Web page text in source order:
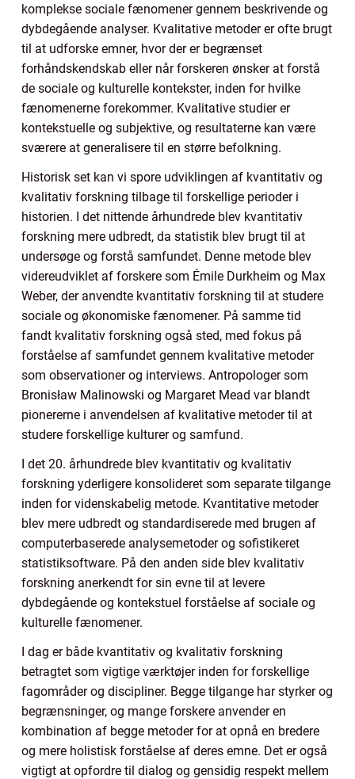
komplekse sociale fænomener gennem beskrivende og
dybdegående analyser. Kvalitative metoder er ofte brugt
til at udforske emner, hvor der er begrænset
forhåndskendskab eller når forskeren ønsker at forstå
de sociale og kulturelle kontekster, inden for hvilke
fænomenerne forekommer. Kvalitative studier er
kontekstuelle og subjektive, og resultaterne kan være
sværere at generalisere til en større befolkning.
Historisk set kan vi spore udviklingen af kvantitativ og
kvalitativ forskning tilbage til forskellige perioder i
historien. I det nittende århundrede blev kvantitativ
forskning mere udbredt, da statistik blev brugt til at
undersøge og forstå samfundet. Denne metode blev
videreudviklet af forskere som Émile Durkheim og Max
Weber, der anvendte kvantitativ forskning til at studere
sociale og økonomiske fænomener. På samme tid
fandt kvalitativ forskning også sted, med fokus på
forståelse af samfundet gennem kvalitative metoder
som observationer og interviews. Antropologer som
Bronisław Malinowski og Margaret Mead var blandt
pionererne i anvendelsen af kvalitative metoder til at
studere forskellige kulturer og samfund.
I det 20. århundrede blev kvantitativ og kvalitativ
forskning yderligere konsolideret som separate tilgange
inden for videnskabelig metode. Kvantitative metoder
blev mere udbredt og standardiserede med brugen af
computerbaserede analysemetoder og sofistikeret
statistiksoftware. På den anden side blev kvalitativ
forskning anerkendt for sin evne til at levere
dybdegående og kontekstuel forståelse af sociale og
kulturelle fænomener.
I dag er både kvantitativ og kvalitativ forskning
betragtet som vigtige værktøjer inden for forskellige
fagområder og discipliner. Begge tilgange har styrker og
begrænsninger, og mange forskere anvender en
kombination af begge metoder for at opnå en bredere
og mere holistisk forståelse af deres emne. Det er også
vigtigt at opfordre til dialog og gensidig respekt mellem